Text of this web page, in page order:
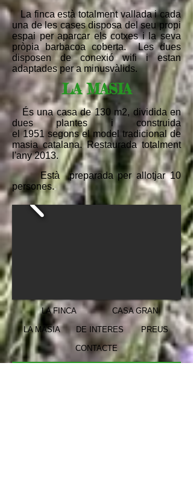
La finca està totalment vallada i cada
una de les cases disposa del seu propi
espai per aparcar els cotxes i la seva
pròpia barbacoa coberta. Les dues
disposen de conexió wifi i estan
adaptades per a minusvàlids.
LA MASIA
És una casa de 130 m2, dividida en
dues plantes i construida
el 1951 segons el model tradicional de
masia catalana. Restaurada totalment
l'any 2013.
Està preparada per allotjar 10
persones..
LA FINCA CASA GRAN
LA MASIA DE INTERES PREUS
CONTACTE